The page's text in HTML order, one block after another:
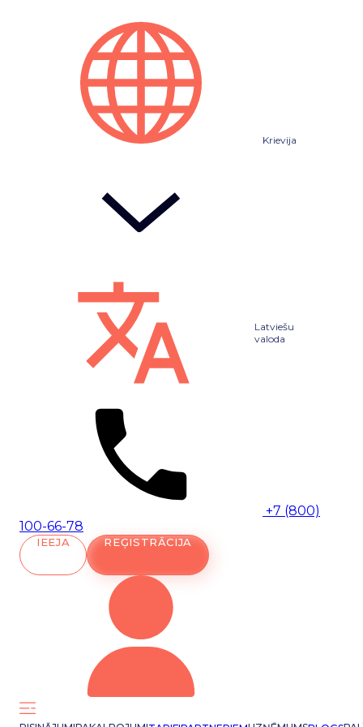
Krievija
Latviešu
valoda
+7 (800)
100-66-78
IEEJA REĢISTRĀCIJA